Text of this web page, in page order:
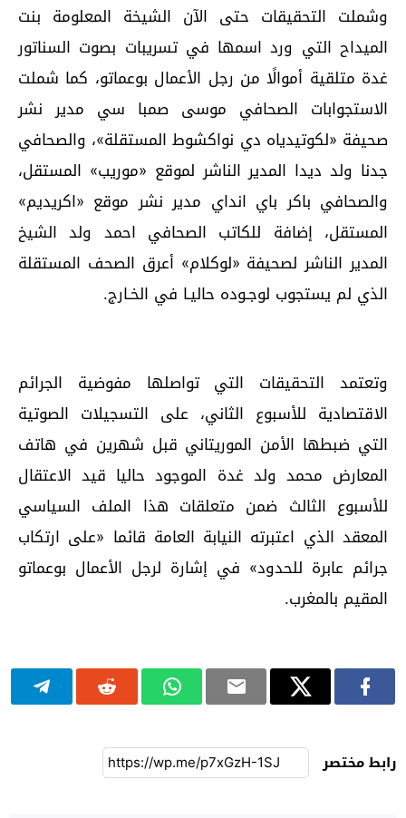
وشملت التحقيقات حتى الآن الشيخة المعلومة بنت
الميداح التي ورد اسمها في تسريبات بصوت السناتور
غدة متلقية أموالًا من رجل الأعمال بوعماتو، كما شملت
الاستجوابات الصحافي موسى صمبا سي مدير نشر
صحيفة «لكوتيدياه دي نواكشوط المستقلة»، والصحافي
جدنا ولد ديدا المدير الناشر لموقع «موريب» المستقل،
والصحافي باكر باي انداي مدير نشر موقع «اكريديم»
المستقل، إضافة للكاتب الصحافي احمد ولد الشيخ
المدير الناشر لصحيفة «لوكلام» أعرق الصحف المستقلة
الذي لم يستجوب لوجـوده حاليـا في الخـارج.
وتعتمد التحقيقات التي تواصلها مفوضية الجرائم
الاقتصادية للأسبوع الثاني، على التسجيلات الصوتية
التي ضبطها الأمن الموريتاني قبل شهرين في هاتف
المعارض محمد ولد غدة الموجود حاليا قيد الاعتقال
للأسبوع الثالث ضمن متعلقات هذا الملف السياسي
المعقد الذي اعتبرته النيابة العامة قائما «على ارتكاب
جرائم عابرة للحدود» في إشارة لرجل الأعمال بوعماتو
المقيم بالمغرب.
رابط مختصر